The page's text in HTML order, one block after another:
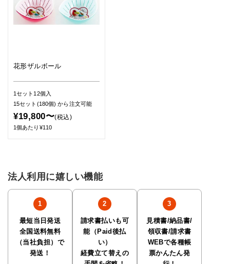
花形ザルボール
1セット12個入
15セット(180個)から注文可能
¥19,800〜(税込)
1個あたり¥110
法人利用に嬉しい機能
最短当日発送
全国送料無料
（当社負担）で
発送！
請求書払いも可
能（Paid後払
い）
経費立て替えの
見積書/納品書/
領収書/請求書
WEBで各種帳
票かんたん発